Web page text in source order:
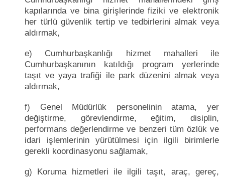
kapılarında ve bina girişlerinde fiziki ve elektronik
her türlü güvenlik tertip ve tedbirlerini almak veya
aldırmak,
e) Cumhurbaşkanlığı hizmet mahalleri ile
Cumhurbaşkanının katıldığı program yerlerinde
taşıt ve yaya trafiği ile park düzenini almak veya
aldırmak,
f) Genel Müdürlük personelinin atama, yer
değiştirme, görevlendirme, eğitim, disiplin,
performans değerlendirme ve benzeri tüm özlük ve
idari işlemlerinin yürütülmesi için ilgili birimlerle
gerekli koordinasyonu sağlamak,
g) Koruma hizmetleri ile ilgili taşıt, araç, gereç,